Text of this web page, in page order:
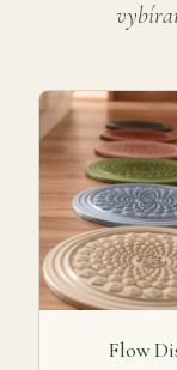
Flow